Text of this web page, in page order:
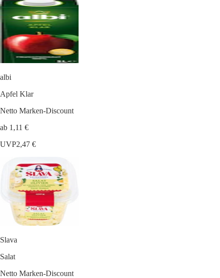
albi
Apfel Klar
Netto Marken-Discount
ab 1,11 €
UVP2,47 €
Slava
Salat
Netto Marken-Discount